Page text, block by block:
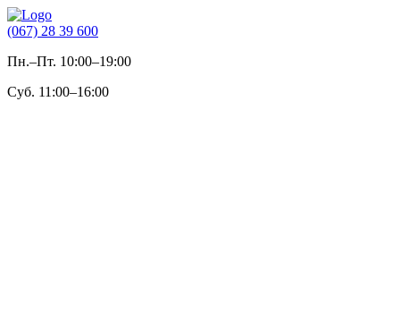
(067) 28 39 600
Пн.–Пт. 10:00–19:00
Суб. 11:00–16:00